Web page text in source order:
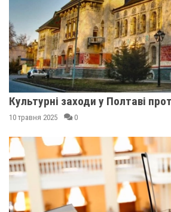
Культурні заходи у Полтаві
10 травня 2025 0